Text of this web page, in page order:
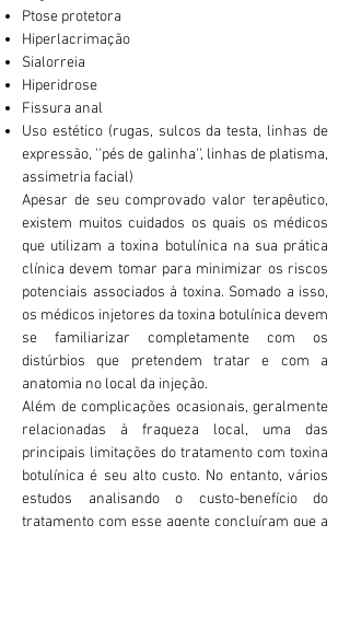
Ptose protetora
Hiperlacrimação
Sialorreia
Hiperidrose
Fissura anal
Uso estético (rugas, sulcos da testa, linhas de
expressão, ''pés de galinha'', linhas de platisma,
assimetria facial)
Apesar de seu comprovado valor terapêutico,
existem muitos cuidados os quais os médicos
que utilizam a toxina botulínica na sua prática
clínica devem tomar para minimizar os riscos
potenciais associados à toxina. Somado a isso,
os médicos injetores da toxina botulínica devem
se familiarizar completamente com os
distúrbios que pretendem tratar e com a
anatomia no local da injeção.
Além de complicações ocasionais, geralmente
relacionadas à fraqueza local, uma das
principais limitações do tratamento com toxina
botulínica é seu alto custo. No entanto, vários
estudos analisando o custo-benefício do
tratamento com esse agente concluíram que a